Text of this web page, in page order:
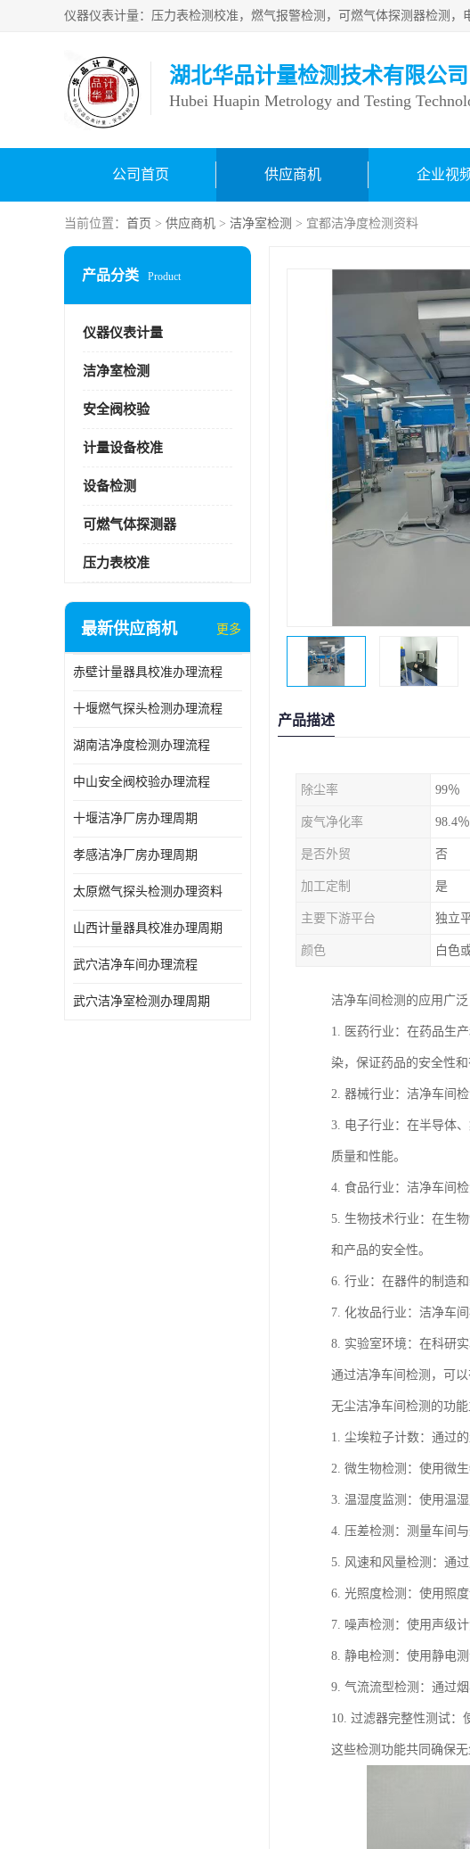
湖北华品计量检测技术有限公司
Hubei Huapin Metrology and Testing
公司首页 供应商机 企业视
当前位置： 首页 > 供应商机 > 洁净室检测 > 宜都洁净度检测资料
产品分类 Product
仪器仪表计量
洁净室检测
安全阀校验
计量设备校准
设备检测
可燃气体探测器
压力表校准
最新供应商机 更多
赤壁计量器具校准办理流程
十堰燃气探头检测办理流程
湖南洁净度检测办理流程
中山安全阀校验办理流程
十堰洁净厂房办理周期
孝感洁净厂房办理周期
太原燃气探头检测办理资料
山西计量器具校准办理周期
武穴洁净车间办理流程
武穴洁净室检测办理周期
产品描述
除尘率 99％
废气净化率 98.4％
是否外贸 否
加工定制 是
主要下游平台 独立
颜色 白色
洁净车间检测的应用广
1. 医药行业：在药品生
染，保证药品的安全性和
2. 器械行业：洁净车间
3. 电子行业：在半导体
质量和性能。
4. 食品行业：洁净车间
5. 生物技术行业：在生
和产品的安全性。
6. 行业：在器件的制造
7. 化妆品行业：洁净车
8. 实验室环境：在科研
通过洁净车间检测，可
无尘洁净车间检测的功
1. 尘埃粒子计数：通过
2. 微生物检测：使用微
3. 温湿度监测：使用温
4. 压差检测：测量车间
5. 风速和风量检测：通
6. 光照度检测：使用照
7. 噪声检测：使用声级
8. 静电检测：使用静电
9. 气流流型检测：通过
10. 过滤器完整性测试：
这些检测功能共同确保